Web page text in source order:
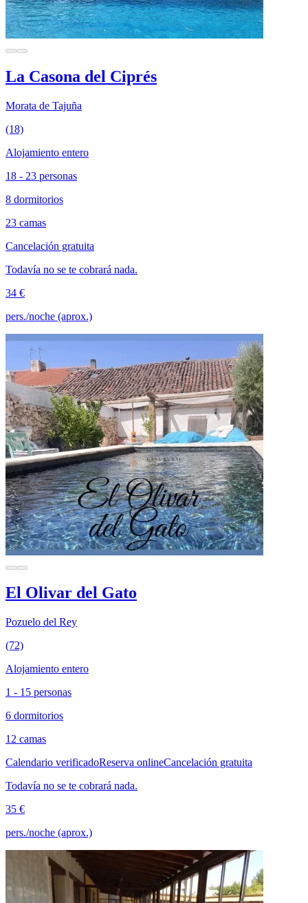
La Casona del Ciprés
Morata de Tajuña
(18)
Alojamiento entero
18 - 23 personas
8 dormitorios
23 camas
Cancelación gratuita
Todavía no se te cobrará nada.
34 €
pers./noche (aprox.)
El Olivar del Gato
Pozuelo del Rey
(72)
Alojamiento entero
1 - 15 personas
6 dormitorios
12 camas
Calendario verificadoReserva onlineCancelación gratuita
Todavía no se te cobrará nada.
35 €
pers./noche (aprox.)